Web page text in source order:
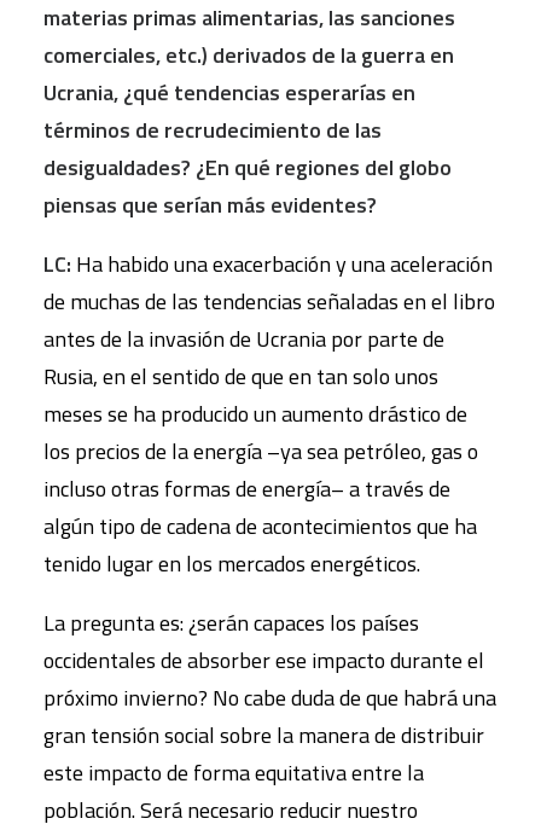
materias primas alimentarias, las sanciones
comerciales, etc.) derivados de la guerra en
Ucrania, ¿qué tendencias esperarías en
términos de recrudecimiento de las
desigualdades? ¿En qué regiones del globo
piensas que serían más evidentes?
LC: Ha habido una exacerbación y una aceleración
de muchas de las tendencias señaladas en el libro
antes de la invasión de Ucrania por parte de
Rusia, en el sentido de que en tan solo unos
meses se ha producido un aumento drástico de
los precios de la energía –ya sea petróleo, gas o
incluso otras formas de energía– a través de
algún tipo de cadena de acontecimientos que ha
tenido lugar en los mercados energéticos.
La pregunta es: ¿serán capaces los países
occidentales de absorber ese impacto durante el
próximo invierno? No cabe duda de que habrá una
gran tensión social sobre la manera de distribuir
este impacto de forma equitativa entre la
población. Será necesario reducir nuestro